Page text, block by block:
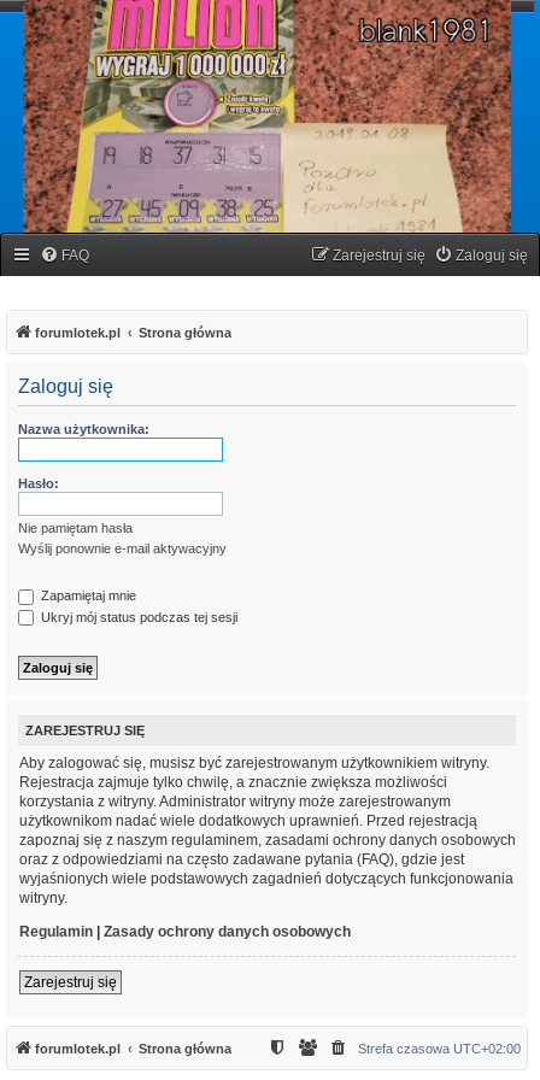
forumlotek.pl
Forum gier liczbowych
FAQ Zaloguj się
Zarejestruj się
forumlotek.pl Strona główna
Zaloguj się
Nazwa użytkownika:
Hasło:
Nie pamiętam hasła
Wyślij ponownie e-mail aktywacyjny
Zapamiętaj mnie
Ukryj mój status podczas tej sesji
ZAREJESTRUJ SIĘ
Aby zalogować się, musisz być zarejestrowanym użytkownikiem witryny.
Rejestracja zajmuje tylko chwilę, a znacznie zwiększa możliwości
korzystania z witryny. Administrator witryny może zarejestrowanym
użytkownikom nadać wiele dodatkowych uprawnień. Przed rejestracją
zapoznaj się z naszym regulaminem, zasadami ochrony danych osobowych
oraz z odpowiedziami na często zadawane pytania (FAQ), gdzie jest
wyjaśnionych wiele podstawowych zagadnień dotyczących funkcjonowania
witryny.
Regulamin
Zasady ochrony danych osobowych
Zarejestruj się
forumlotek.pl Strona główna Strefa czasowa UTC+02:00